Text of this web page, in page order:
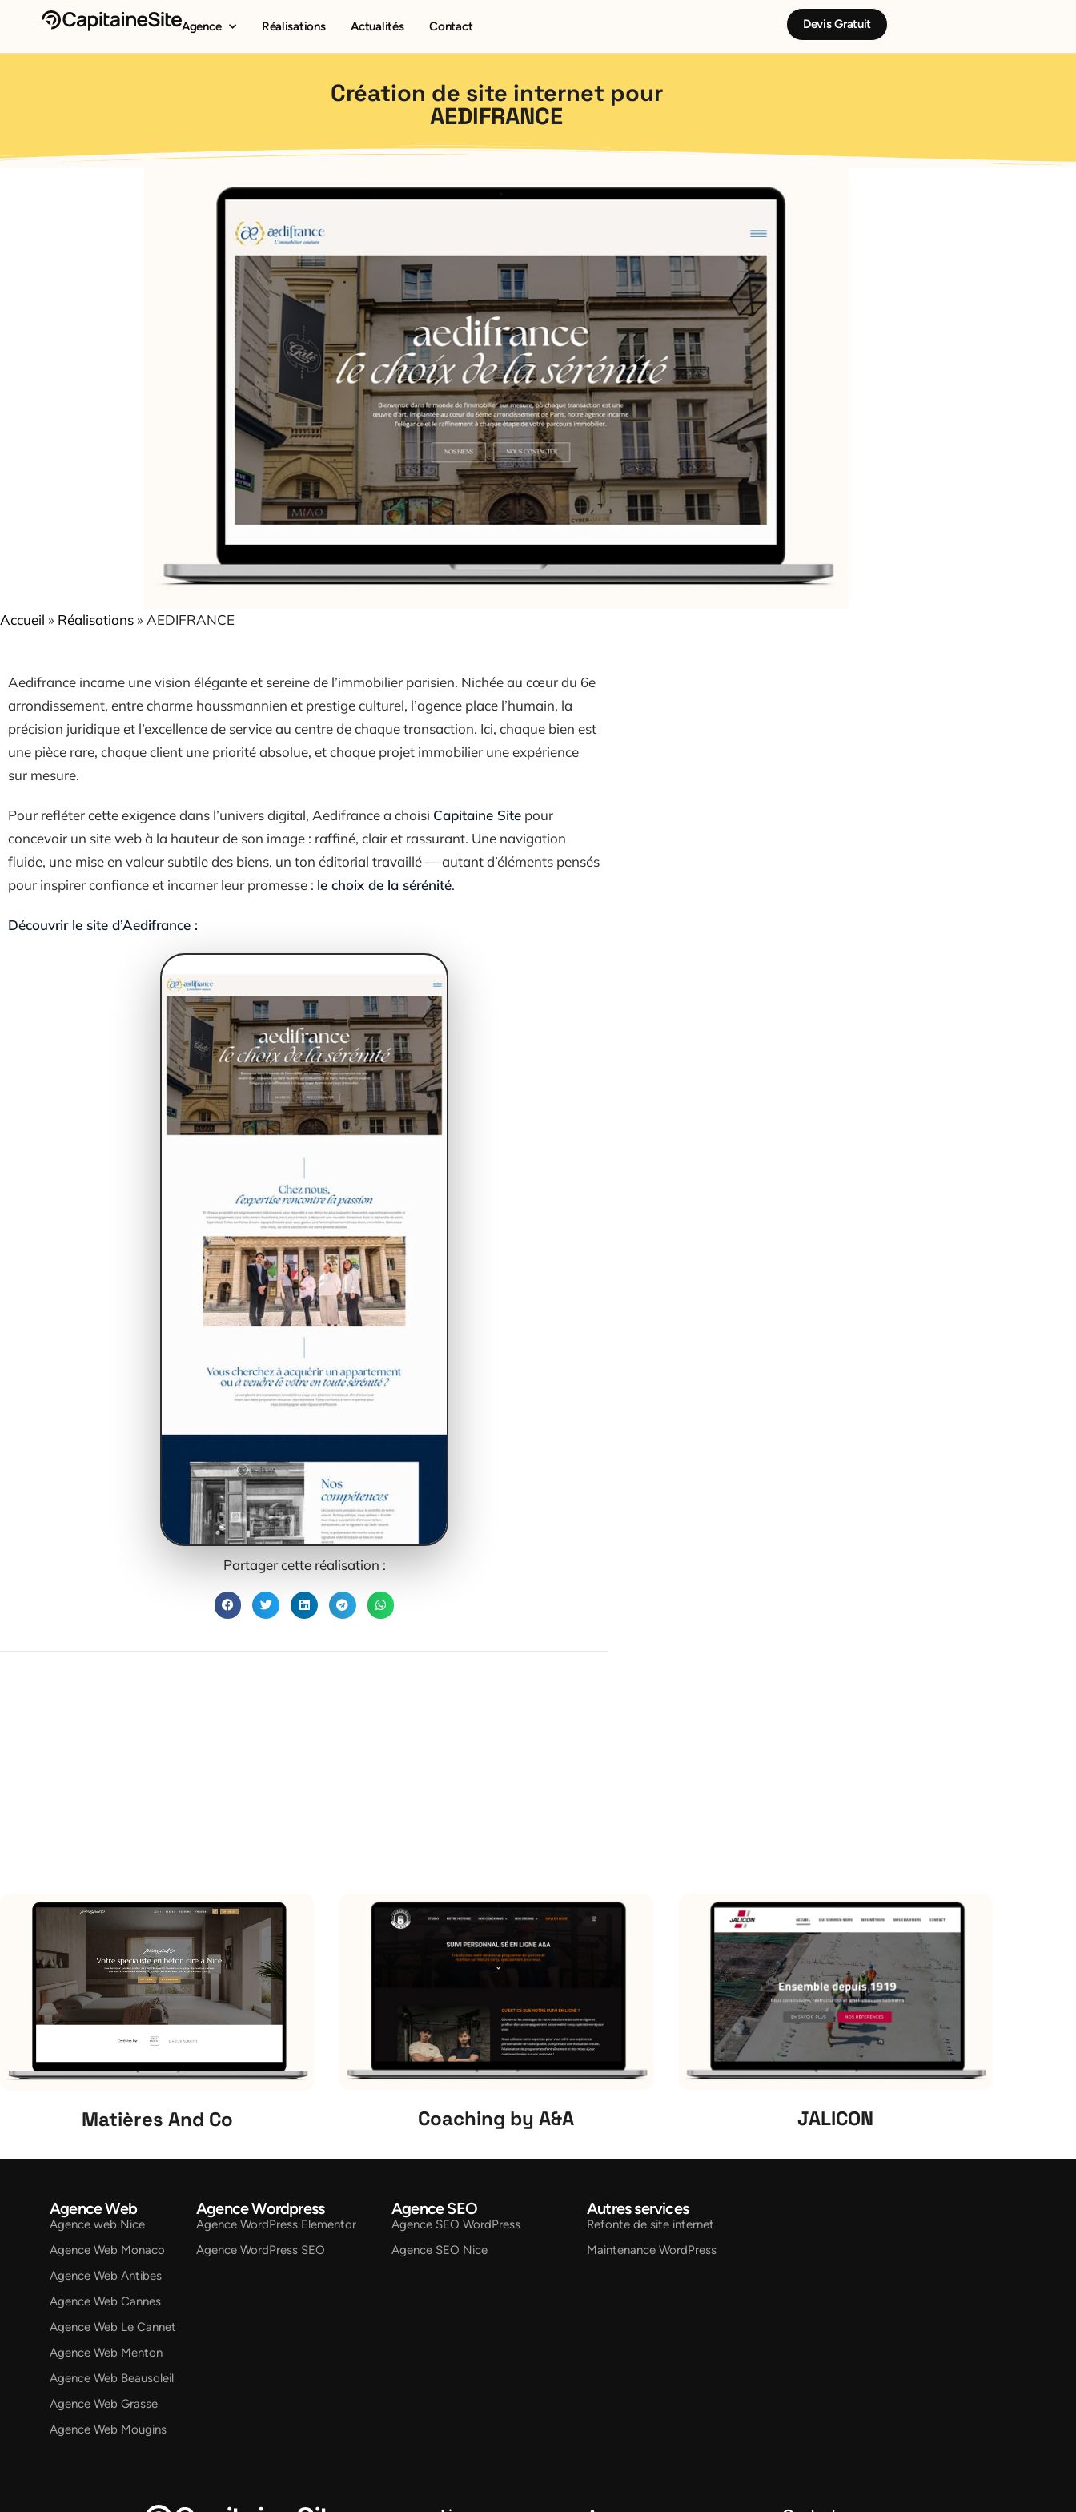
Agence Réalisations Actualités Contact Devis Gratuit
Création de site internet pour
AEDIFRANCE
Accueil » Réalisations » AEDIFRANCE
Aedifrance incarne une vision élégante et sereine de l’immobilier parisien. Nichée au cœur du 6e
arrondissement, entre charme haussmannien et prestige culturel, l’agence place l’humain, la
précision juridique et l’excellence de service au centre de chaque transaction. Ici, chaque bien est
une pièce rare, chaque client une priorité absolue, et chaque projet immobilier une expérience
sur mesure.
Pour refléter cette exigence dans l’univers digital, Aedifrance a choisi Capitaine Site pour
concevoir un site web à la hauteur de son image : raffiné, clair et rassurant. Une navigation
fluide, une mise en valeur subtile des biens, un ton éditorial travaillé — autant d’éléments pensés
pour inspirer confiance et incarner leur promesse : le choix de la sérénité.
Découvrir le site d’Aedifrance :
Partager cette réalisation :
Matières And Co Coaching by A&A JALICON
Agence Web
Agence web Nice
Agence Web Monaco
Agence Web Antibes
Agence Web Cannes
Agence Web Le Cannet
Agence Web Menton
Agence Web Beausoleil
Agence Web Grasse
Agence Web Mougins
Agence Wordpress
Agence WordPress Elementor
Agence WordPress SEO
Agence SEO
Agence SEO WordPress
Agence SEO Nice
Autres services
Refonte de site internet
Maintenance WordPress